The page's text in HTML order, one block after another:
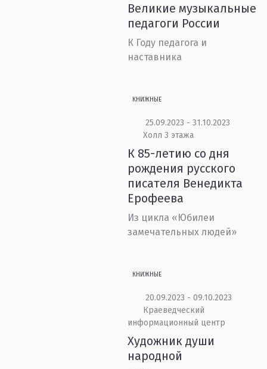
Великие музыкальные
педагоги России
К Году педагога и
наставника
КНИЖНЫЕ
25.09.2023 - 31.10.2023
Холл 3 этажа
К 85-летию со дня
рождения русского
писателя Венедикта
Ерофеева
Из цикла «Юбилеи
замечательных людей»
КНИЖНЫЕ
20.09.2023 - 09.10.2023
Краеведческий
информационный центр
Художник души
народной